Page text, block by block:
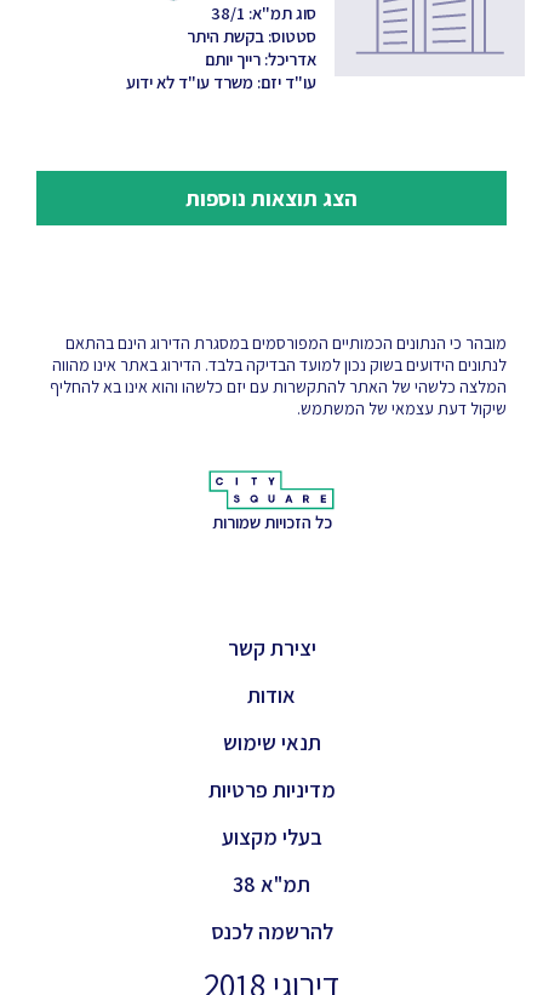
סוג תמ"א: 38/1
סטטוס: בקשת היתר
אדריכל: רייך יותם
עו"ד יזם: משרד עו"ד לא ידוע
הצג תוצאות נוספות
מובהר כי הנתונים הכמותיים המפורסמים במסגרת הדירוג הינם בהתאם
לנתונים הידועים בשוק נכון למועד הבדיקה בלבד. הדירוג באתר אינו מהווה
המלצה כלשהי של האתר להתקשרות עם יזם כלשהו והוא אינו בא להחליף
שיקול דעת עצמאי של המשתמש.
כל הזכויות שמורות
יצירת קשר
אודות
תנאי שימוש
מדיניות פרטיות
בעלי מקצוע
תמ"א 38
להרשמה לכנס
דירוגי 2018